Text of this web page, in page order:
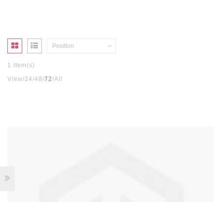
Position
1 Item(s)
View 24 48 72 All